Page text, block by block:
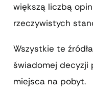
większą liczbą
rzeczywistych
Wszystkie te
świadomej decyzji
miejsca na pobyt.